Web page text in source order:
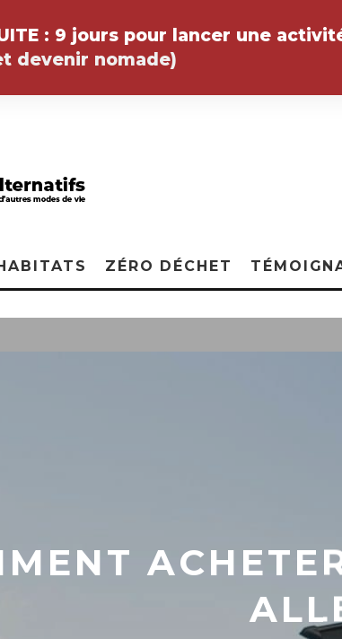
ZÉRO DÉCHET
: 9 jours pour lancer une
devenir nomade)